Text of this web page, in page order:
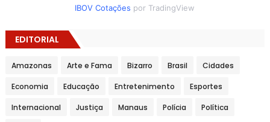
IBOV Cotações por TradingView
EDITORIAL
Amazonas Arte e Fama Bizarro Brasil Cidades
Economia Educação Entretenimento Esportes
Internacional Justiça Manaus Polícia Política